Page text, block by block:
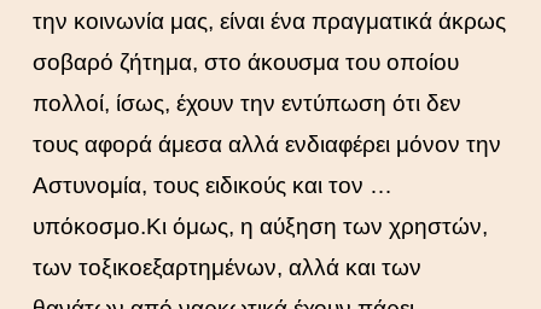
την κοινωνία μας, είναι ένα πραγματικά άκρως
σοβαρό ζήτημα, στο άκουσμα του οποίου
πολλοί, ίσως, έχουν την εντύπωση ότι δεν
τους αφορά άμεσα αλλά ενδιαφέρει μόνον την
Αστυνομία, τους ειδικούς και τον …
υπόκοσμο.Κι όμως, η αύξηση των χρηστών,
των τοξικοεξαρτημένων, αλλά και των